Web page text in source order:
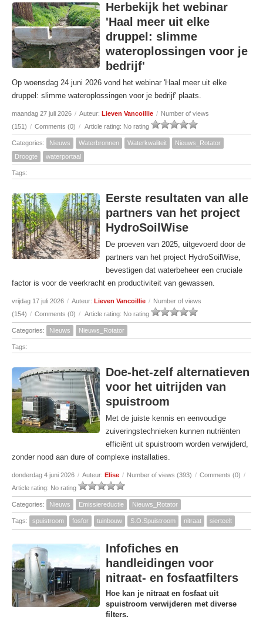
Herbekijk het webinar
'Haal meer uit elke
druppel: slimme
wateroplossingen voor je
bedrijf'
Op woensdag 24 juni 2026 vond het webinar 'Haal meer uit elke
druppel: slimme wateroplossingen voor je bedrijf' plaats.
maandag 27 juli 2026 / Auteur: Lieven Vancoillie / Number of views
(151) / Comments (0) / Article rating: No rating
Categories: Nieuws Waterbronnen Waterkwaliteit
Nieuws_Rotator
Droogte
waterportaal
Tags:
Eerste resultaten van alle
partners van het project
HydroSoilWise
De proeven van 2025, uitgevoerd door de
partners van het project HydroSoilWise,
bevestigen dat waterbeheer een cruciale
factor is voor de veerkracht en productiviteit van gewassen.
vrijdag 17 juli 2026 / Auteur: Lieven Vancoillie / Number of views
(154) / Comments (0) / Article rating: No rating
Categories: Nieuws Nieuws_Rotator
Tags:
Doe-het-zelf alternatieven
voor het uitrijden van
spuistroom
Met de juiste kennis en eenvoudige
zuiveringstechnieken kunnen nutriënten
efficiënt uit spuistroom worden verwijderd,
zonder nood aan dure of complexe installaties.
donderdag 4 juni 2026 / Auteur: Elise / Number of views (393) / Comments (0) /
Article rating: No rating
Categories: Nieuws Emissiereductie Nieuws_Rotator
Tags: spuistroom fosfor tuinbouw S.O.Spuistroom nitraat sierteelt
Infofiches en
handleidingen voor
nitraat- en fosfaatfilters
Hoe kan je nitraat en fosfaat uit
spuistroom verwijderen met diverse
filters.